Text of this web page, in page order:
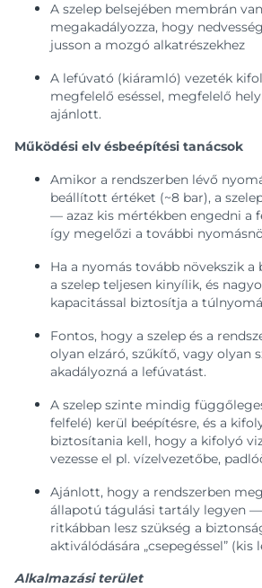
A szelep belsejében membrán
megakadályozza, hogy
jusson a mozgó alkatrészekhez
A lefúvató (kiáramló) vezeték
megfelelő eséssel, megfelelő
ajánlott.
Működési elv ésbeépítési tanácsok
Amikor a rendszerben lévő
beállított értéket (~8 bar), a
— azaz kis mértékben engedni a
így megelőzi a további
Ha a nyomás tovább növekszik
a szelep teljesen kinyílik, és
kapacitással biztosítja a
Fontos, hogy a szelep és a
olyan elzáró, szűkítő, vagy olyan
akadályozná a lefúvatást.
A szelep szinte mindig
felfelé) kerül beépítésre, és a
biztosítania kell, hogy a kifolyó
vezesse el pl. vízelvezetőbe,
Ajánlott, hogy a rendszerben
állapotú tágulási tartály legyen
ritkábban lesz szükség a
aktiválódására „csepegéssel” (kis
Alkalmazási terület